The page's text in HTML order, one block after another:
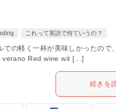
これって英語で何ていうの？
の軽く一杯が美味しかったので
Red wine wit […]
続きを